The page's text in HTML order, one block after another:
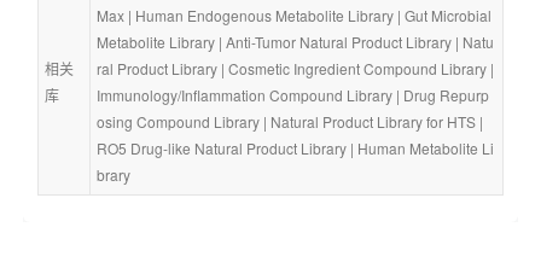
相关
库
Max | Human Endogenous Metabolite Library | Gut Microbial
Metabolite Library | Anti-Tumor Natural Product Library | Natu
ral Product Library | Cosmetic Ingredient Compound Library
Immunology/Inflammation Compound Library | Drug Repurp
osing Compound Library | Natural Product Library for HTS
RO5 Drug-like Natural Product Library | Human Metabolite Li
brary